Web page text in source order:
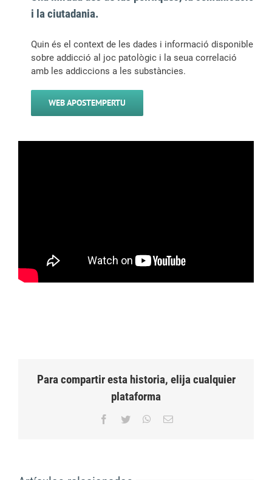
i la ciutadania.
Quin és el context de les dades i informació disponible
sobre addicció al joc patològic i la seua correlació
amb les addiccions a les substàncies.
WEB APOSTEMPERTU
Para compartir esta historia, elija cualquier
plataforma
Facebook
Twitter WhatsApp
Correo